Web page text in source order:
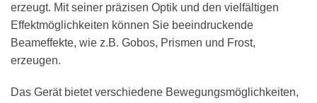
erzeugt. Mit seiner präzisen Optik und den vielfältigen
Effektmöglichkeiten können Sie beeindruckende
Beameffekte, wie z.B. Gobos, Prismen und Frost,
erzeugen.
Das Gerät bietet verschiedene Bewegungsmöglichkeiten,